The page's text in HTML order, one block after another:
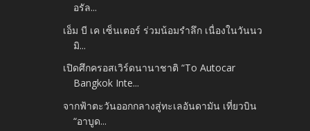
อรัล...
เอ็ม บี เค เซ็นเตอร์ ร่วมน้อมรำลึก เนื่องในวันนว
มิ...
เปิดศึกครอสเวิร์ดนานาชาติ “To Autocar
Bangkok Inte...
จากฟ้าตะวันออกกลางสู่ทะเลอันดามัน เที่ยวบิน
“อาบูด...